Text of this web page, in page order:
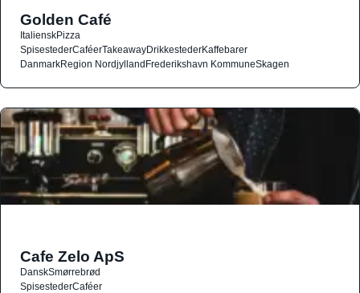
Golden Café
ItalienskPizza
SpisestederCaféerTakeawayDrikkestederKaffebarer
DanmarkRegion NordjyllandFrederikshavn KommuneSkagen
Cafe Zelo ApS
DanskSmørrebrød
SpisestederCaféer